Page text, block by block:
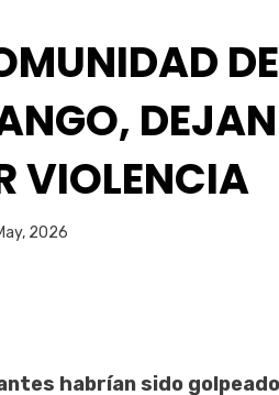
VIOLENCIA
Fernando Miranda Servín
2026
habrían sido